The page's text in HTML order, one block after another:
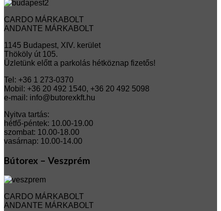
CARDO MÁRKABOLT
ANDANTE MÁRKABOLT
1145 Budapest, XIV. kerület
Thököly út 105.
Üzletünk előtt a parkolás hétköznap fizetős!
Tel: +36 1 273-0370
Mobil: +36 20 492 1540, +36 20 492 5098
e-mail: info@butorexkft.hu
Nyitva tartás:
hétfő-péntek: 10.00-19.00
szombat: 10.00-18.00
vasárnap: 10.00-14.00
Bútorex – Veszprém
CARDO MÁRKABOLT
ANDANTE MÁRKABOLT